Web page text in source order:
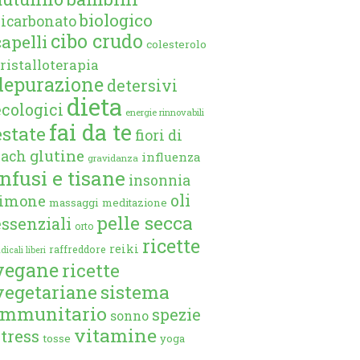
biologico
cibo crudo colesterolo
detersivi
dieta energie rinnovabili
fai da te fiori di
glutine gravidanza influenza
e tisane insonnia
massaggi meditazione oli
orto pelle secca
liberi raffreddore reiki ricette
ricette
sistema
sonno spezie
tosse vitamine yoga